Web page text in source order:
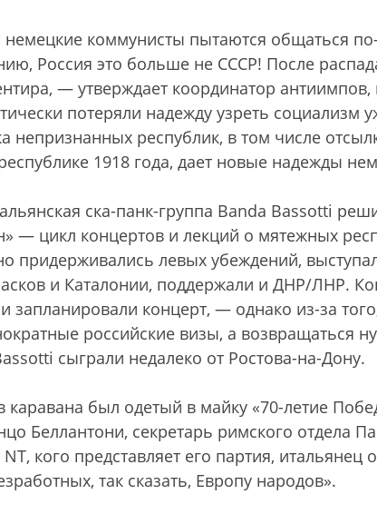
коммунисты пытаются общаться
Россия это больше не СССР! После
— утверждает координатор
потеряли надежду узреть социализм
непризнанных республик, в том числе
1918 года, дает новые надежды
ска-панк-группа Banda Bassotti
— цикл концертов и лекций о мятежных
придерживались левых убеждений,
и Каталонии, поддержали и ДНР/ЛНР.
запланировали концерт, — однако из-за
российские визы, а возвращаться
сыграли недалеко от Ростова-на-Дону.
был одетый в майку «70-летие
Беллантони, секретарь римского отдела
кого представляет его партия, итальянец
так сказать, Европу народов».